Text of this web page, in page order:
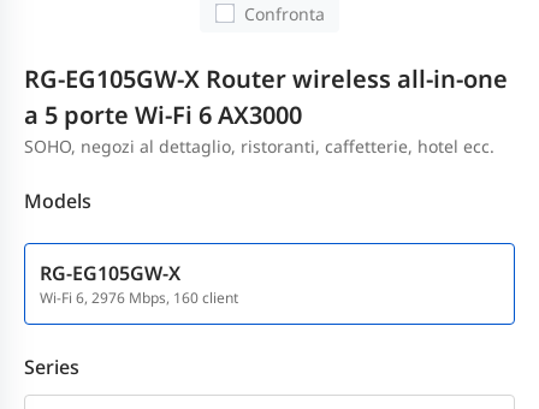
Confronta
RG-EG105GW-X Router wireless all-in-one
a 5 porte Wi-Fi 6 AX3000
SOHO, negozi al dettaglio, ristoranti, caffetterie, hotel ecc.
Models
RG-EG105GW-X
Wi-Fi 6, 2976 Mbps, 160 client
Series